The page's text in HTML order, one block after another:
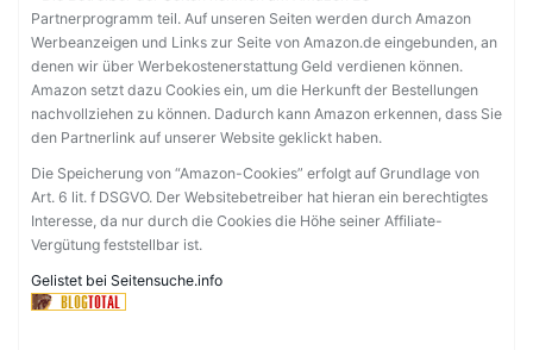
Partnerprogramm teil. Auf unseren Seiten werden durch Amazon
Werbeanzeigen und Links zur Seite von Amazon.de eingebunden, an
denen wir über Werbekostenerstattung Geld verdienen können.
Amazon setzt dazu Cookies ein, um die Herkunft der Bestellungen
nachvollziehen zu können. Dadurch kann Amazon erkennen, dass Sie
den Partnerlink auf unserer Website geklickt haben.
Die Speicherung von “Amazon-Cookies” erfolgt auf Grundlage von
Art. 6 lit. f DSGVO. Der Websitebetreiber hat hieran ein berechtigtes
Interesse, da nur durch die Cookies die Höhe seiner Affiliate-
Vergütung feststellbar ist.
Gelistet bei Seitensuche.info